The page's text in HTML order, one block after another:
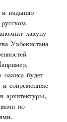
и изданию
лакуну
Узбекистана
оазиса будет
и современные
архитектуры,
по